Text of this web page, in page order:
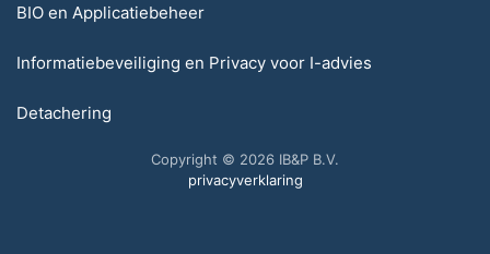
BIO en Applicatiebeheer
Informatiebeveiliging en Privacy voor I-advies
Detachering
Copyright © 2026 IB&P B.V.
privacyverklaring